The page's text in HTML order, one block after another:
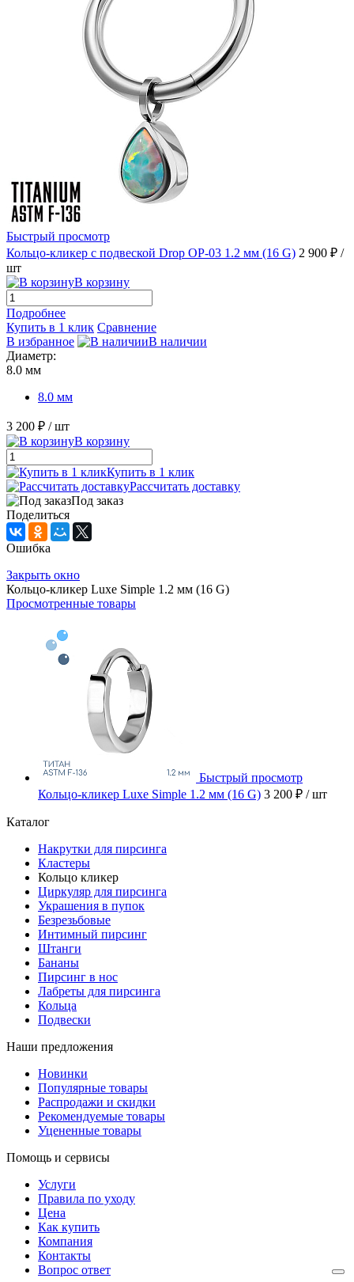
Быстрый просмотр
Кольцо-кликер с подвеской Drop OP-03 1.2 мм (16 G) 2 900 ₽ /
шт
В корзину
Подробнее
Купить в 1 клик Сравнение
В избранное
В наличии
Диаметр:
8.0 мм
8.0 мм
3 200 ₽ / шт
В корзину
Купить в 1 клик
Рассчитать доставку
Под заказ
Поделиться
Ошибка
Закрыть окно
Кольцо-кликер Luxe Simple 1.2 мм (16 G)
Просмотренные товары
Быстрый просмотр
Кольцо-кликер Luxe Simple 1.2 мм (16 G) 3 200 ₽ / шт
Каталог
Накрутки для пирсинга
Кластеры
Кольцо кликер
Циркуляр для пирсинга
Украшения в пупок
Безрезьбовые
Интимный пирсинг
Штанги
Бананы
Пирсинг в нос
Лабреты для пирсинга
Кольца
Подвески
Наши предложения
Новинки
Популярные товары
Распродажи и скидки
Рекомендуемые товары
Уцененные товары
Помощь и сервисы
Услуги
Правила по уходу
Цена
Как купить
Компания
Контакты
Вопрос ответ